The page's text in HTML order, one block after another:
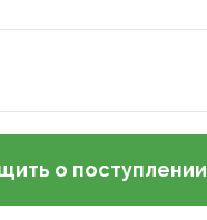
о поступлении